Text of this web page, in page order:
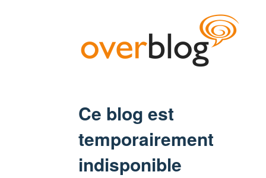
Ce blog est
temporairement
indisponible